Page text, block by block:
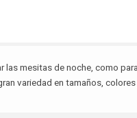
mesitas de noche, como
variedad en tamaños, colores